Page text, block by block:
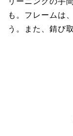
も。フレームは
う。また、錆び